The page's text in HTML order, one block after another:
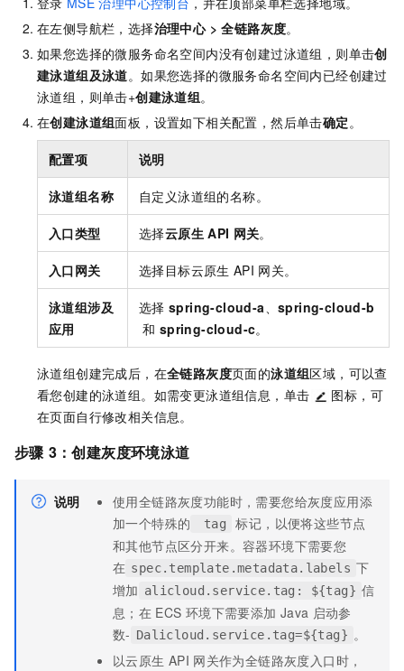
在左侧导航栏，选择治理中心>全链路灰度。
如果您选择的微服务命名空间内没有创建过泳道组，则单击创
建泳道组及泳道。如果您选择的微服务命名空间内已经创建过
泳道组，则单击+创建泳道组。
在创建泳道组面板，设置如下相关配置，然后单击确定。
配置项 说明
泳道组名称 自定义泳道组的名称。
入口类型 选择云原生 API 网关。
入口网关 选择目标云原生 API 网关。
泳道组涉及
应用
选择 spring-cloud-a、spring-cloud-b
和 spring-cloud-c。
泳道组创建完成后，在全链路灰度页面的泳道组区域，可以查
看您创建的泳道组。如需变更泳道组信息，单击
图标，可
在页面自行修改相关信息。
步骤 3：创建灰度环境泳道
说明
使用全链路灰度功能时，需要您给灰度应用添
加一个特殊的
tag
标记，以便将这些节点
和其他节点区分开来。容器环境下需要您
在 spec.template.metadata.labels 下
增加 alicloud.service.tag: ${tag} 信
息；在 ECS 环境下需要添加 Java 启动参
数- Dalicloud.service.tag=${tag} 。
以云原生 API 网关作为全链路灰度入口时，